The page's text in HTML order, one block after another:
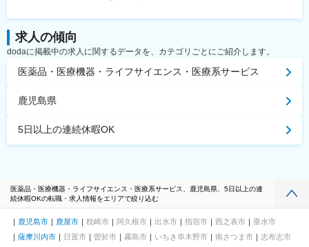
求人の傾向
dodaに掲載中の求人に関するデータを、カテゴリごとにご紹介します。
医薬品・医療機器・ライフサイエンス・医療系サービス
鹿児島県
5日以上の連続休暇OK
医薬品・医療機器・ライフサイエンス・医療系サービス、鹿児島県、5日以上の連
続休暇OKの転職・求人情報をエリアで絞り込む
鹿児島市 鹿屋市 枕崎市 阿久根市 出水市 指宿市 西之表市
垂水市
薩摩川内市
日置市 曽於市 霧島市 いちき串木野市 南さつま市
志布志市